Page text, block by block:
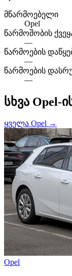
მწარმოებელი
Opel
წარმოშობის
—
წარმოების
—
წარმოების
—
სხვა Opel-
ყველა Opel →
Opel